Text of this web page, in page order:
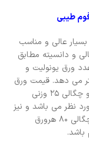
عالی و مناسب
و دانسیته مطابق
زیرا قیمت ورق یونولیت از هر 100 سانت 20 عدد ورق یونولیت و
متر می دهد. قیمت ورق
یونولیت به عنوان مثال برای یک ورق با دانسیته و چگالی 25 وزنی
مورد نظر می باشد و نیز
به عنوان مثال قیمت ورق یونولیت با دانسیته و چگالی 80 هرورق